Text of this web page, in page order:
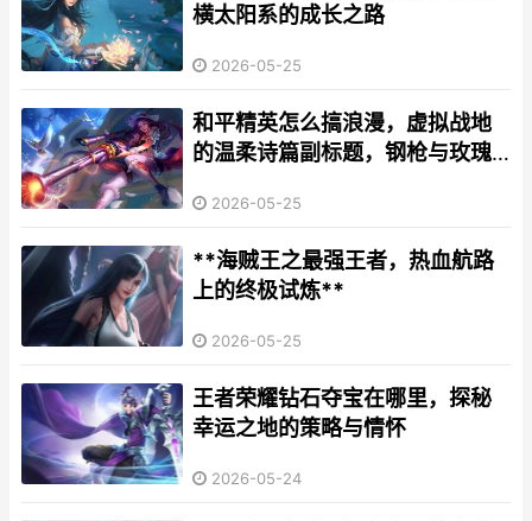
横太阳系的成长之路
2026-05-25
和平精英怎么搞浪漫，虚拟战地
的温柔诗篇副标题，钢枪与玫瑰
2026-05-25
**海贼王之最强王者，热血航路
上的终极试炼**
2026-05-25
王者荣耀钻石夺宝在哪里，探秘
幸运之地的策略与情怀
2026-05-24